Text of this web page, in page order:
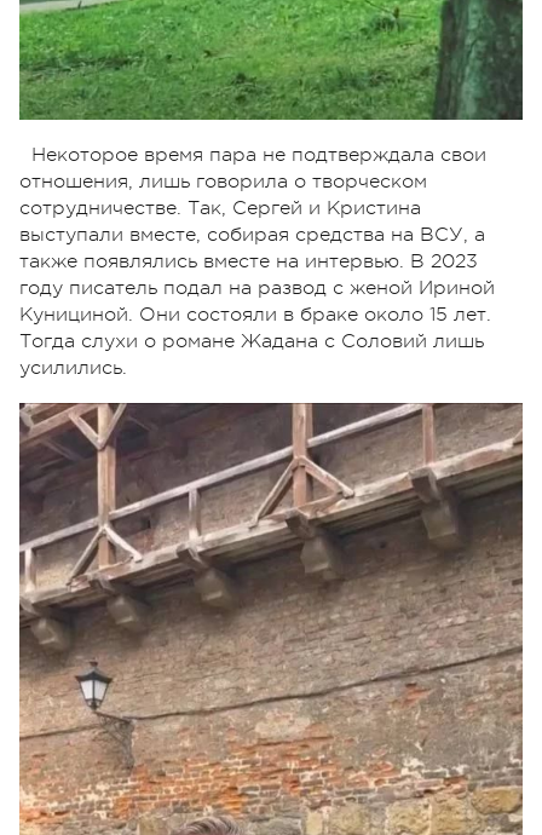
Некоторое время пара не подтверждала свои
отношения, лишь говорила о творческом
сотрудничестве. Так, Сергей и Кристина
выступали вместе, собирая средства на ВСУ, а
также появлялись вместе на интервью. В 2023
году писатель подал на развод с женой Ириной
Кунициной. Они состояли в браке около 15 лет.
Тогда слухи о романе Жадана с Соловий лишь
усилились.